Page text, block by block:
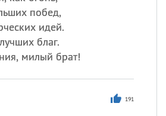
побед,
идей.
благ.
милый брат!
191
ИМЕНА
Сегодня празднуют именины